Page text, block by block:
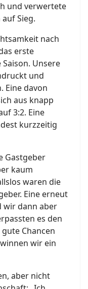
und verwertete
Sieg.
nach
erste
Unsere
und
Eine davon
aus knapp
3:2. Eine
kurzzeitig
Gastgeber
kaum
waren die
Eine erneut
wir dann aber
es den
Chancen
wir ein
aber nicht